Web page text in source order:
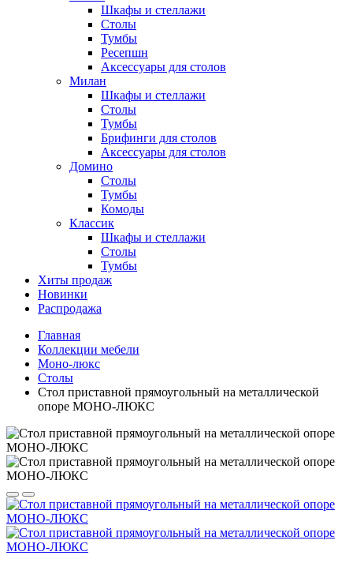
Шкафы и стеллажи
Столы
Тумбы
Ресепшн
Аксессуары для столов
Милан
Шкафы и стеллажи
Столы
Тумбы
Брифинги для столов
Аксессуары для столов
Домино
Столы
Тумбы
Комоды
Классик
Шкафы и стеллажи
Столы
Тумбы
Хиты продаж
Новинки
Распродажа
Главная
Коллекции мебели
Моно-люкс
Столы
Стол приставной прямоугольный на металлической
опоре МОНО-ЛЮКС